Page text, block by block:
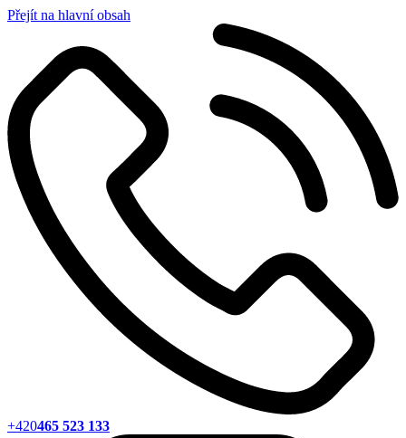
Přejít na hlavní obsah
+420465 523 133